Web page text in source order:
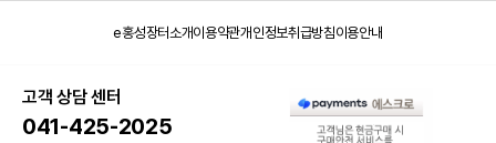
e홍성장터소개이용약관개인정보취급방침이용안내
고객 상담 센터
041-425-2025